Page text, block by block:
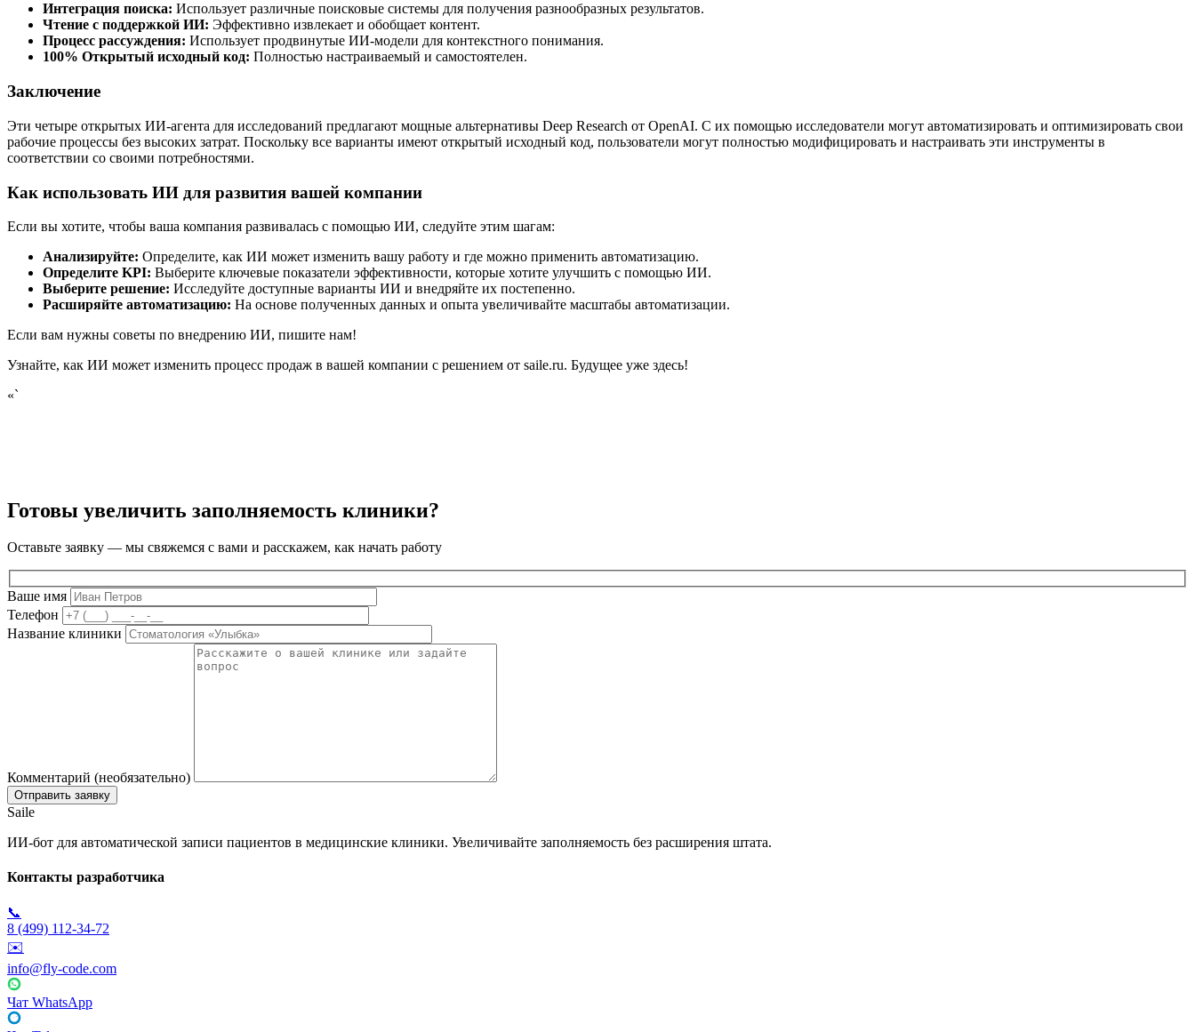
Интеграция поиска: Использует различные поисковые системы для получения разнообразных результатов.
Чтение с поддержкой ИИ: Эффективно извлекает и обобщает контент.
Процесс рассуждения: Использует продвинутые ИИ-модели для контекстного понимания.
100% Открытый исходный код: Полностью настраиваемый и самостоятелен.
Заключение
Эти четыре открытых ИИ-агента для исследований предлагают мощные альтернативы Deep Research от OpenAI. С их помощью исследователи могут автоматизировать и оптимизировать свои
рабочие процессы без высоких затрат. Поскольку все варианты имеют открытый исходный код, пользователи могут полностью модифицировать и настраивать эти инструменты в
соответствии со своими потребностями.
Как использовать ИИ для развития вашей компании
Если вы хотите, чтобы ваша компания развивалась с помощью ИИ, следуйте этим шагам:
Анализируйте: Определите, как ИИ может изменить вашу работу и где можно применить автоматизацию.
Определите KPI: Выберите ключевые показатели эффективности, которые хотите улучшить с помощью ИИ.
Выберите решение: Исследуйте доступные варианты ИИ и внедряйте их постепенно.
Расширяйте автоматизацию: На основе полученных данных и опыта увеличивайте масштабы автоматизации.
Если вам нужны советы по внедрению ИИ, пишите нам!
Узнайте, как ИИ может изменить процесс продаж в вашей компании с решением от saile.ru. Будущее уже здесь!
«`
Готовы увеличить заполняемость клиники?
Оставьте заявку — мы свяжемся с вами и расскажем, как начать работу
Ваше имя
Телефон
Название клиники
Комментарий (необязательно)
Saile
ИИ-бот для автоматической записи пациентов в медицинские клиники. Увеличивайте заполняемость без расширения штата.
Контакты разработчика
📞
8 (499) 112-34-72
✉️
info@fly-code.com
Чат WhatsApp